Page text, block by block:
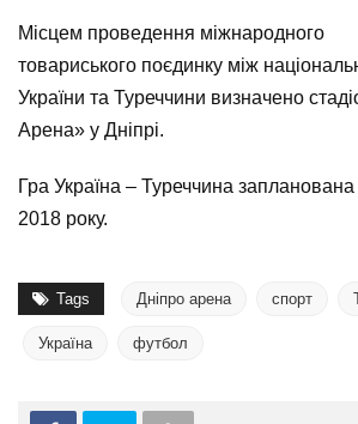
Місцем проведення міжнародного
товариського поєдинку між
України та Туреччини визначено
Арена» у Дніпрі.
Гра Україна – Туреччина
2018 року.
Tags Дніпро арена спорт
Україна футбол